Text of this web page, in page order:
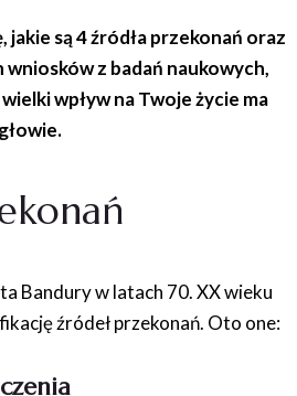
jakie są 4 źródła przekonań oraz
wniosków z badań naukowych,
wpływ na Twoje życie ma
Bandury w latach 70. XX wieku
źródeł przekonań. Oto one: